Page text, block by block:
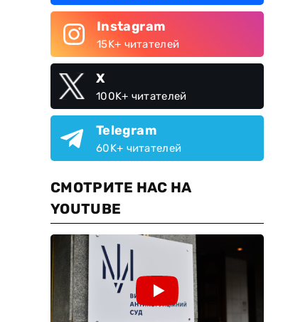
Instagram
15K+ читателей
X
100K+ читателей
Telegram
60K+ читателей
СМОТРИТЕ НАС НА
YOUTUBE